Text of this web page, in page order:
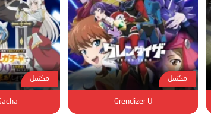
مكتمل
Grendizer U
مكتمل